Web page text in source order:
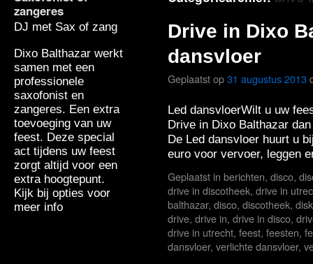
zangeres
DJ met Sax of zang
Dixo Balthazar werkt
samen met een
professionele
saxofonist en
zangeres. Een extra
toevoeging van uw
feest. Deze special
act tijdens uw feest
zorgt altijd voor een
extra hoogtepunt.
Kijk bij opties voor
meer info
Drive in Dixo
dansvloer
Geplaatst op31 augustus 2013
Led dansvloerWilt u uw
Drive in Dixo Balthazar
De Led dansvloer huurt u
euro voor vervoer, leggen
Geplaatst in berichten, disco,
drive in discotheek, drive in
balthazar, disco, discotheek,
drive, drive in, drive in disco,
drive in utrecht, feest, feesten,
dansvloer, verlichte dansvloer,